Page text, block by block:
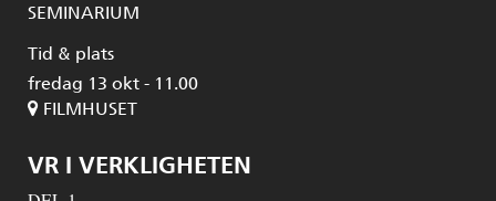
SEMINARIUM
Tid & plats
fredag 13 okt - 11.00
FILMHUSET
VR I VERKLIGHETEN